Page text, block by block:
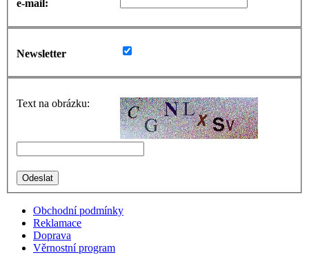
e-mail:
Newsletter
Text na obrázku:
Obchodní podmínky
Reklamace
Doprava
Věrnostní program